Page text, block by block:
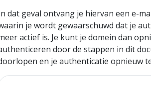
dat geval ontvang je hiervan een e-
je wordt gewaarschuwd dat je
actief is. Je kunt je domein dan
door de stappen in dit
en je authenticatie opnieuw